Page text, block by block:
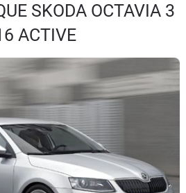
SKODA OCTAVIA 3
ACTIVE